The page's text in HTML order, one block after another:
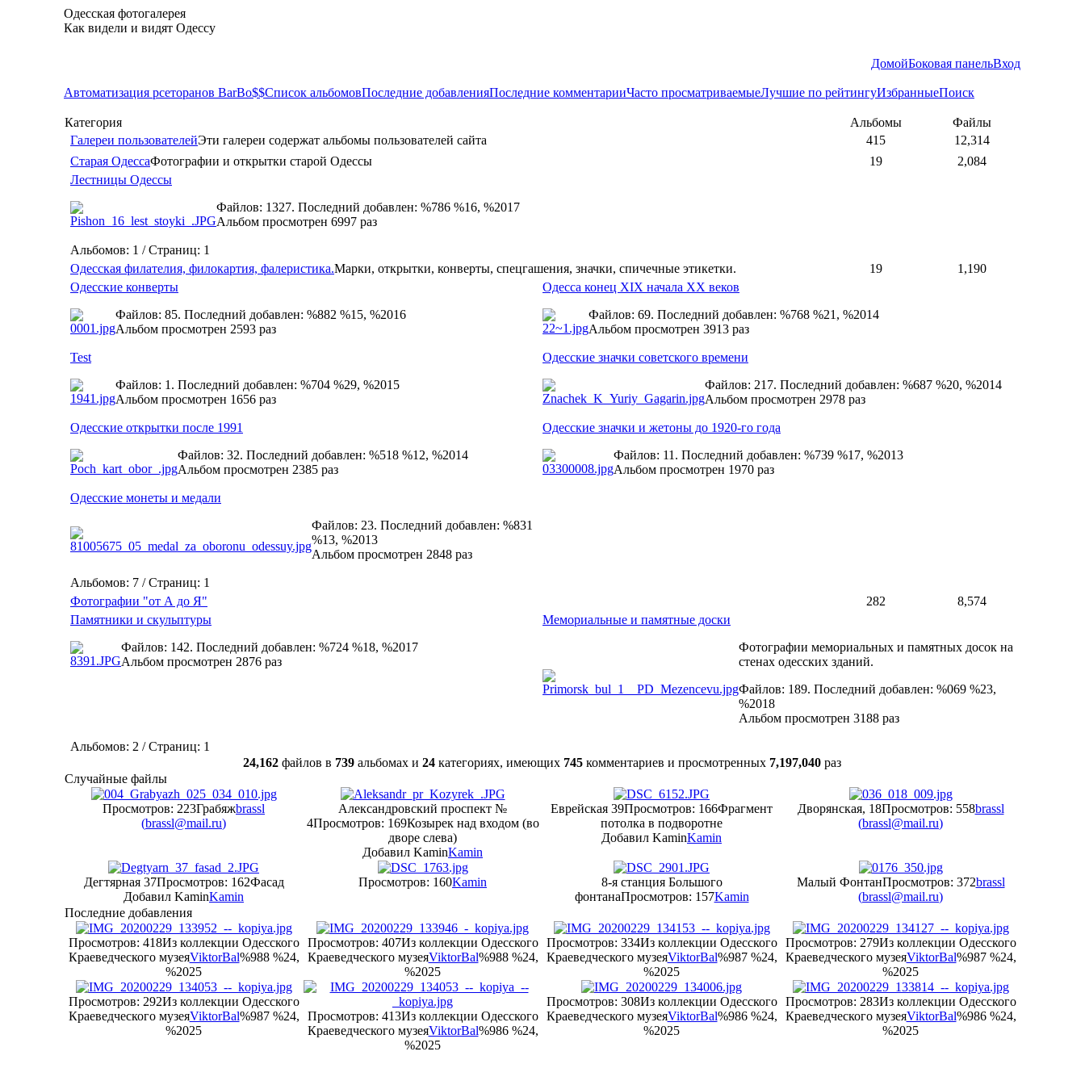
Одесская фотогалерея
Как видели и видят Одессу
ДомойБоковая панельВход
Автоматизация рсеторанов BarBo$$Список альбомовПоследние добавленияПоследние комментарииЧасто просматриваемыеЛучшие по рейтингуИзбранныеПоиск
Категория Альбомы
Файлы
Галереи пользователейЭти галереи содержат альбомы пользователей сайта 415
12,314
Старая ОдессаФотографии и открытки старой Одессы 19
2,084
Лестницы Одессы
Файлов: 1327. Последний добавлен: %786 %16, %2017
Альбом просмотрен 6997 раз
Альбомов: 1 / Страниц: 1
Одесская филателия, филокартия, фалеристика.Марки, открытки, конверты, спецгашения, значки, спичечные этикетки. 19
1,190
Одесские конверты
Файлов: 85. Последний добавлен: %882 %15, %2016
Альбом просмотрен 2593 раз
Одесса конец XIX начала ХХ веков
Файлов: 69. Последний добавлен: %768 %21, %2014
Альбом просмотрен 3913 раз
Test
Файлов: 1. Последний добавлен: %704 %29, %2015
Альбом просмотрен 1656 раз
Одесские значки советского времени
Файлов: 217. Последний добавлен: %687 %20, %2014
Альбом просмотрен 2978 раз
Одесские открытки после 1991
Файлов: 32. Последний добавлен: %518 %12, %2014
Альбом просмотрен 2385 раз
Одесские значки и жетоны до 1920-го года
Файлов: 11. Последний добавлен: %739 %17, %2013
Альбом просмотрен 1970 раз
Одесские монеты и медали
Файлов: 23. Последний добавлен: %831
%13, %2013
Альбом просмотрен 2848 раз
Альбомов: 7 / Страниц: 1
Фотографии "от А до Я"
282
8,574
Памятники и скульптуры
Файлов: 142. Последний добавлен: %724 %18, %2017
Альбом просмотрен 2876 раз
Мемориальные и памятные доски
Фотографии мемориальных и памятных досок на
стенах одесских зданий.
Файлов: 189. Последний добавлен: %069 %23,
%2018
Альбом просмотрен 3188 раз
Альбомов: 2 / Страниц: 1
24,162 файлов в 739 альбомах и 24 категориях, имеющих 745 комментариев и просмотренных 7,197,040 раз
Случайные файлы
Просмотров: 223Грабяжbrassl
(brassl@mail.ru)
Александровский проспект №
4Просмотров: 169Козырек над входом (во
дворе слева)
Добавил KaminKamin
Еврейская 39Просмотров: 166Фрагмент
потолка в подворотне
Добавил KaminKamin
Дворянская, 18Просмотров: 558brassl
(brassl@mail.ru)
Дегтярная 37Просмотров: 162Фасад
Добавил KaminKamin
Просмотров: 160Kamin
8-я станция Большого
фонтанаПросмотров: 157Kamin
Малый ФонтанПросмотров: 372brassl
(brassl@mail.ru)
Последние добавления
Просмотров: 418Из коллекции Одесского
Краеведческого музеяViktorBal%988 %24,
%2025
Просмотров: 407Из коллекции Одесского
Краеведческого музеяViktorBal%988 %24,
%2025
Просмотров: 334Из коллекции Одесского
Краеведческого музеяViktorBal%987 %24,
%2025
Просмотров: 279Из коллекции Одесского
Краеведческого музеяViktorBal%987 %24,
%2025
Просмотров: 292Из коллекции Одесского
Краеведческого музеяViktorBal%987 %24,
%2025
Просмотров: 413Из коллекции Одесского
Краеведческого музеяViktorBal%986 %24,
%2025
Просмотров: 308Из коллекции Одесского
Краеведческого музеяViktorBal%986 %24,
%2025
Просмотров: 283Из коллекции Одесского
Краеведческого музеяViktorBal%986 %24,
%2025